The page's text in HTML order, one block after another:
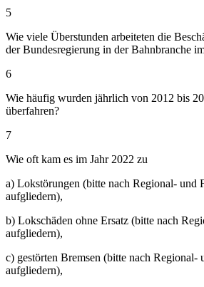
5
Wie viele Überstunden arbeiteten die
der Bundesregierung in der Bahnbranche
6
Wie häufig wurden jährlich von 2012 bis
überfahren?
7
Wie oft kam es im Jahr 2022 zu
a) Lokstörungen (bitte nach Regional- und
aufgliedern),
b) Lokschäden ohne Ersatz (bitte nach
aufgliedern),
c) gestörten Bremsen (bitte nach Regional-
aufgliedern),